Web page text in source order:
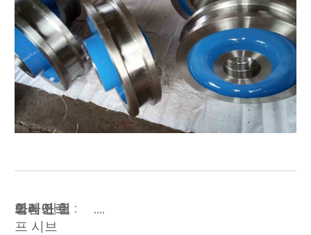
핵심 단어 :
아시아 ,
크레인 휠 ,
고패 ,
싱가포르 ,
와이어 로
프 시브